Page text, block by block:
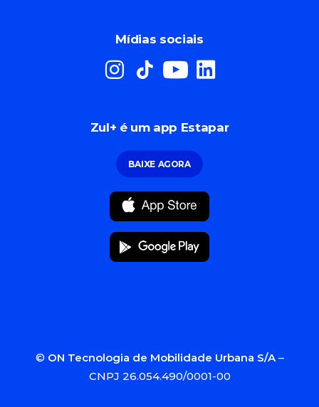
Mídias sociais
Zul+ é um app Estapar
BAIXE AGORA
© ON Tecnologia de Mobilidade Urbana S/A–
CNPJ 26.054.490/0001-00